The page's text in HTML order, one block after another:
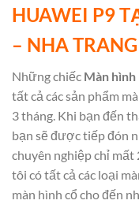
HUAWEI P9
– NHA TRANG
Những chiếc Màn
tất cả các sản phẩm
3 tháng. Khi bạn đến
bạn sẽ được tiếp đón
chuyên nghiệp chỉ mất
tôi có tất cả các loại
màn hình cổ cho đến